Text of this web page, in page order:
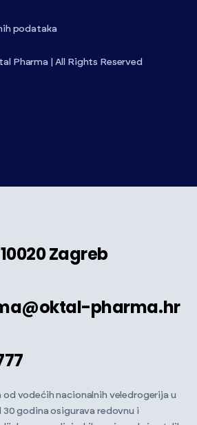
Zagreb
pharma.hr
od vodećih nacionalnih veledrogerija u
30 godina osigurava redovnu i
podataka
Pharma | All Rights Reserved